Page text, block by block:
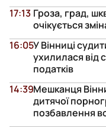
Гроза, град,
очікується
17:13
У Вінниці
ухилилася від
податків
16:05
Мешканця
дитячої
позбавлення
14:39